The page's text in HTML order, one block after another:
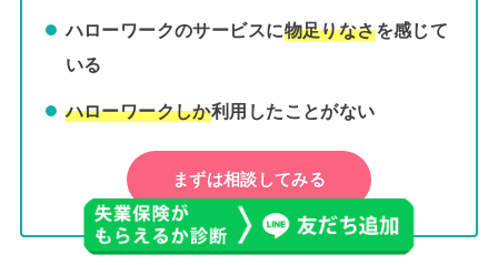
ハローワークのサービスに物足りなさを感じて
いる
ハローワークしか利用したことがない
まずは相談してみる